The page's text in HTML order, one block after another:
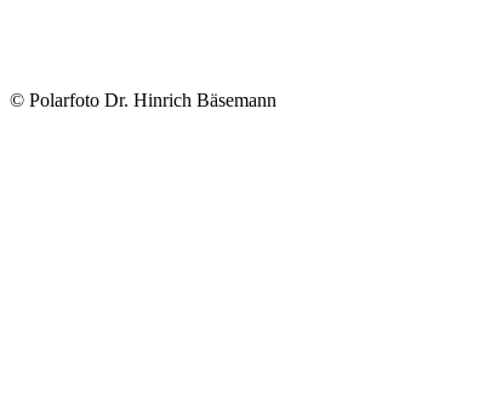
© Polarfoto Dr. Hinrich Bäsemann